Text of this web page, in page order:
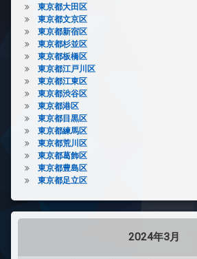
東京都大田区
東京都文京区
東京都新宿区
東京都杉並区
東京都板橋区
東京都江戸川区
東京都江東区
東京都渋谷区
東京都港区
東京都目黒区
東京都練馬区
東京都荒川区
東京都葛飾区
東京都豊島区
東京都足立区
2024年3月